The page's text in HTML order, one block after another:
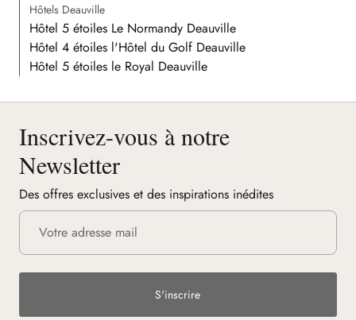
Hôtels Deauville
Hôtel 5 étoiles Le Normandy Deauville
Hôtel 4 étoiles l'Hôtel du Golf Deauville
Hôtel 5 étoiles le Royal Deauville
Inscrivez-vous à notre
Newsletter
Des offres exclusives et des inspirations inédites
S'inscrire